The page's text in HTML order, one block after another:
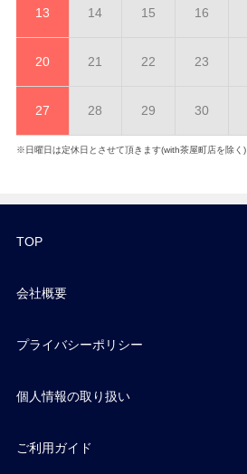
13 14 15 16
20 21 22 23
27 28 29 30
※日曜日は定休日とさせて頂きます(with茶屋町店を除く)
TOP
会社概要
プライバシーポリシー
個人情報の取り扱い
ご利用ガイド